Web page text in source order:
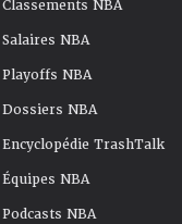
Classements NBA
Salaires NBA
Playoffs NBA
Dossiers NBA
Encyclopédie TrashTalk
Équipes NBA
Podcasts NBA